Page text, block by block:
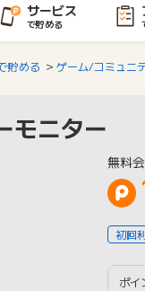
サービス
で貯める
貯める ゲーム/コミュニ
モニター
無料
初回
ポイ